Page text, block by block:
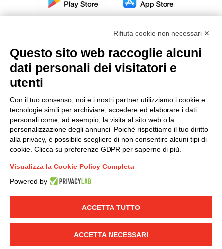
Connettiti con noi
FACEBOOK
/ LINKEDIN
TWITTER
© 2019 - DKC EuropePrivacy-Cookies-Modifica preferenze
Cookie - Yourbiz
Modello organizzativo, gestione e controllo – D. lgs.
Condizioni generali di vendita DKC Europe
Condizioni generali di vendita DKC Power Solutions
Condizioni generali di acquisto
Codice etico
Rifiuta cookie non necessari ✕
Questo sito web raccoglie alcuni
dati personali dei visitatori e
utenti
Con il tuo consenso, noi e i nostri partner utilizziamo i cookie e
tecnologie simili per archiviare, accedere ed elaborare i dati
personali come, ad esempio, la visita al sito web o la
personalizzazione degli annunci. Poiché rispettiamo il tuo diritto
alla privacy, è possibile scegliere di non consentire alcuni tipi di
cookie. Clicca su preferenze GDPR per saperne di più.
Visualizza la Cookie Policy Completa
Powered by
ACCETTA TUTTO
ACCETTA NECESSARI